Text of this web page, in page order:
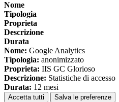
Nome
Tipologia
Proprieta
Descrizione
Durata
Nome: Google Analytics
Tipologia: anonimizzato
Proprieta: IIS GC Glorioso
Descrizione: Statistiche di accesso
Durata: 12 mesi
Accetta tutti Salva le preferenze